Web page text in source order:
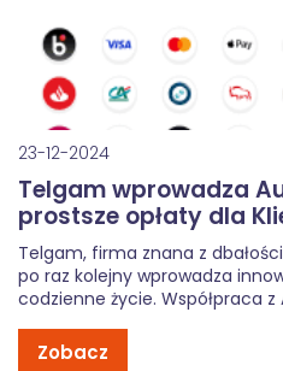
23-12-2024
Telgam wprowadza
prostsze opłaty dla
Telgam, firma znana z
po raz kolejny wprowadza
codzienne życie. Współpraca
funkcjom korzystanie z usług
Zobacz